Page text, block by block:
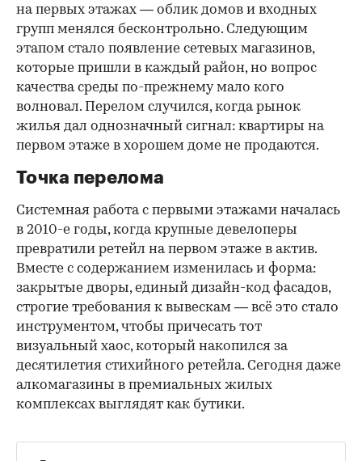
на первых этажах — облик домов и входных
групп менялся бесконтрольно. Следующим
этапом стало появление сетевых магазинов,
которые пришли в каждый район, но вопрос
качества среды по-прежнему мало кого
волновал. Перелом случился, когда рынок
жилья дал однозначный сигнал: квартиры на
первом этаже в хорошем доме не продаются.
Точка перелома
Системная работа с первыми этажами началась
в 2010-е годы, когда крупные девелоперы
превратили ретейл на первом этаже в актив.
Вместе с содержанием изменилась и форма:
закрытые дворы, единый дизайн-код фасадов,
строгие требования к вывескам — всё это стало
инструментом, чтобы причесать тот
визуальный хаос, который накопился за
десятилетия стихийного ретейла. Сегодня даже
алкомагазины в премиальных жилых
комплексах выглядят как бутики.